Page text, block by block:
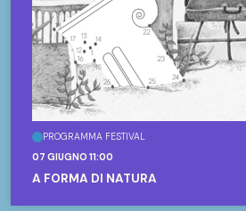
PROGRAMMA FESTIVAL
07 GIUGNO 11:00
A FORMA DI NATURA